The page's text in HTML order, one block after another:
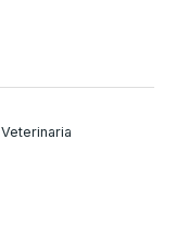
Veterinaria